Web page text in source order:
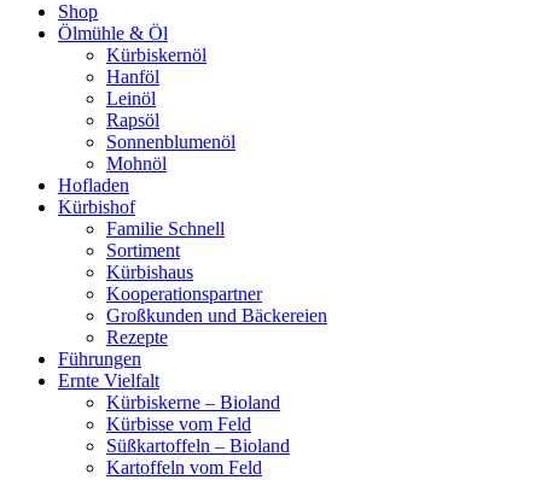
Shop
Ölmühle & Öl
Kürbiskernöl
Hanföl
Leinöl
Rapsöl
Sonnenblumenöl
Mohnöl
Hofladen
Kürbishof
Familie Schnell
Sortiment
Kürbishaus
Kooperationspartner
Großkunden und Bäckereien
Rezepte
Führungen
Ernte Vielfalt
Kürbiskerne – Bioland
Kürbisse vom Feld
Süßkartoffeln – Bioland
Kartoffeln vom Feld